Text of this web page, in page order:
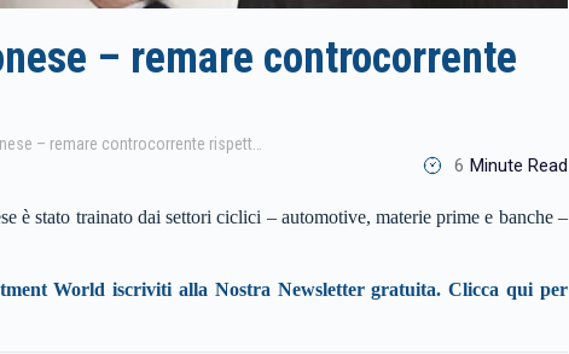
– remare controcorrente
6 Minute Read
è stato trainato dai settori ciclici – automotive, materie prime e banche –
World iscriviti alla Nostra Newsletter gratuita. Clicca qui per